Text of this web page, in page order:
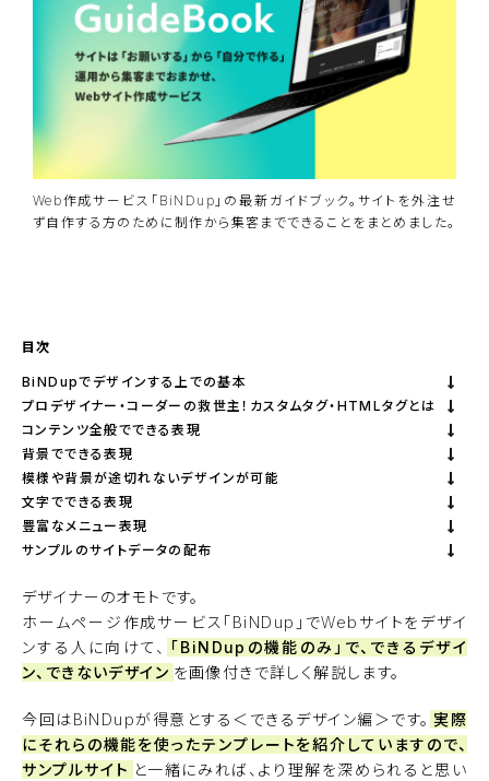
Web作成サービス「BiNDup」の最新ガイドブック。サイトを外注せ
ず自作する方のために制作から集客までできることをまとめました。
目次
BiNDupでデザインする上での基本
プロデザイナー・コーダーの救世主！カスタムタグ・HTMLタグとは
コンテンツ全般でできる表現
背景でできる表現
模様や背景が途切れないデザインが可能
文字でできる表現
豊富なメニュー表現
サンプルのサイトデータの配布
デザイナーのオモトです。
ホームページ作成サービス「 BiNDup 」でWebサイトをデザイ
ンする人に向けて、 「BiNDupの機能のみ」で、できるデザイ
ン、できないデザイン を画像付きで詳しく解説します。
今回はBiNDupが得意とする＜できるデザイン編＞です。 実際
にそれらの機能を使ったテンプレートを紹介していますので、
サンプルサイト と一緒にみれば、より理解を深められると思い